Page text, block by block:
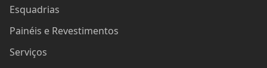
Esquadrias
Painéis e Revestimentos
Serviços